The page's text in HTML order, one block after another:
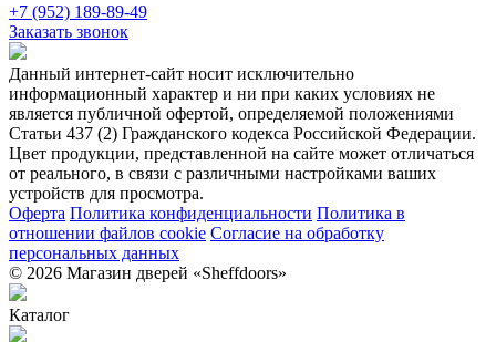
+7 (952) 189-89-49
Заказать звонок
Данный интернет-сайт носит исключительно
информационный характер и ни при каких условиях не
является публичной офертой, определяемой положениями
Статьи 437 (2) Гражданского кодекса Российской Федерации.
Цвет продукции, представленной на сайте может отличаться
от реального, в связи с различными настройками ваших
устройств для просмотра.
Оферта Политика конфиденциальности Политика в
отношении файлов cookie Согласие на обработку
персональных данных
© 2026 Магазин дверей «Sheffdoors»
Каталог